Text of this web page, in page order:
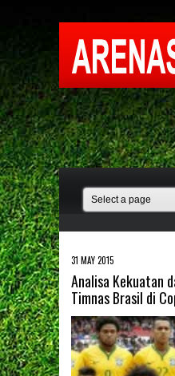
31 MAY 2015
Analisa Kekuatan
Timnas Brasil di